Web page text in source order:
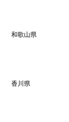
和歌山県
香川県